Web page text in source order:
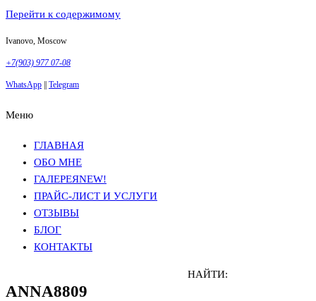
Перейти к содержимому
Ivanovo, Moscow
+7(903) 977 07-08
WhatsApp Telegram
Меню
ГЛАВНАЯ
ОБО МНЕ
ГАЛЕРЕЯNEW!
ПРАЙС-ЛИСТ И УСЛУГИ
ОТЗЫВЫ
БЛОГ
КОНТАКТЫ
ANNA8809
НАЙТИ: